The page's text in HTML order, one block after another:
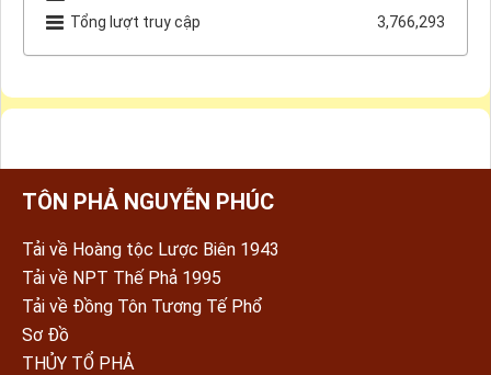
Tổng lượt truy cập
3,766,293
TÔN PHẢ NGUYỄN PHÚC
Tải về Hoàng tộc Lược Biên 1943
Tải về NPT Thế Phả 1995
Tải về Đồng Tôn Tương Tế Phổ
Sơ Đồ
THỦY TỔ PHẢ